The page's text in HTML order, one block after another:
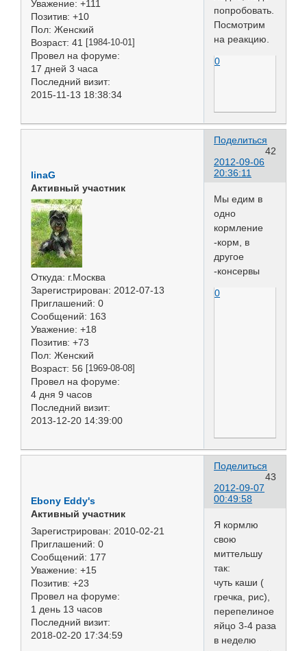
Уважение: +111
Позитив: +10
Пол: Женский
Возраст: 41 [1984-10-01]
Провел на форуме:
17 дней 3 часа
Последний визит:
2015-11-13 18:38:34
попробовать.
Посмотрим
на реакцию.
0
Поделиться
42
2012-09-06
20:36:11
linaG
Активный участник
Откуда: г.Москва
Зарегистрирован: 2012-07-13
Приглашений: 0
Сообщений: 163
Уважение: +18
Позитив: +73
Пол: Женский
Возраст: 56 [1969-08-08]
Провел на форуме:
4 дня 9 часов
Последний визит:
2013-12-20 14:39:00
Мы едим в
одно
кормление
-корм, в
другое
-консервы
0
Поделиться
43
2012-09-07
00:49:58
Ebony Eddy's
Активный участник
Зарегистрирован: 2010-02-21
Приглашений: 0
Сообщений: 177
Уважение: +15
Позитив: +23
Провел на форуме:
1 день 13 часов
Последний визит:
2018-02-20 17:34:59
Я кормлю
свою
миттельшу
так:
чуть каши (
гречка, рис),
перепелиное
яйцо 3-4 раза
в неделю